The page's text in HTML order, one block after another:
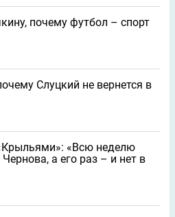
почему футбол – спорт
Слуцкий не вернется в
«Всю неделю
а его раз – и нет в